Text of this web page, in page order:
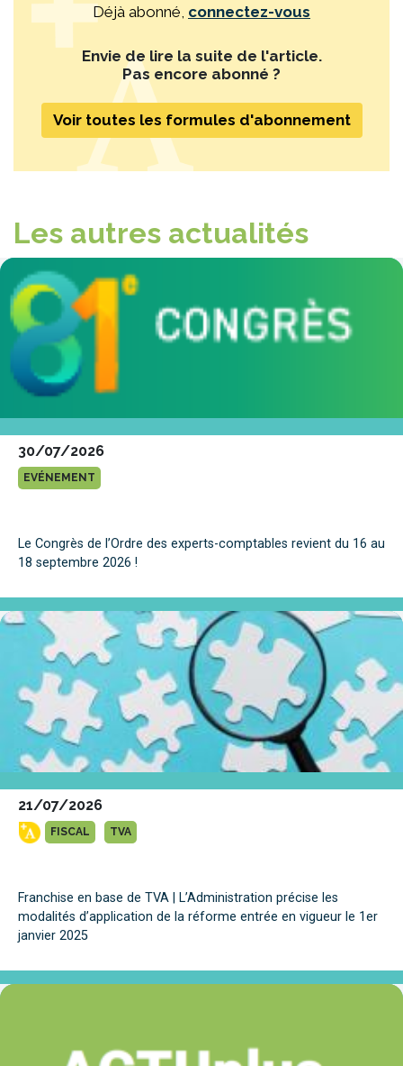
Déjà abonné, connectez-vous
Envie de lire la suite de l'article.
Pas encore abonné ?
Voir toutes les formules d'abonnement
Les autres actualités
30/07/2026
EVÉNEMENT
Le Congrès de l’Ordre des experts-comptables revient du 16 au
18 septembre 2026 !
21/07/2026
FISCAL TVA
Franchise en base de TVA | L’Administration précise les
modalités d’application de la réforme entrée en vigueur le 1er
janvier 2025